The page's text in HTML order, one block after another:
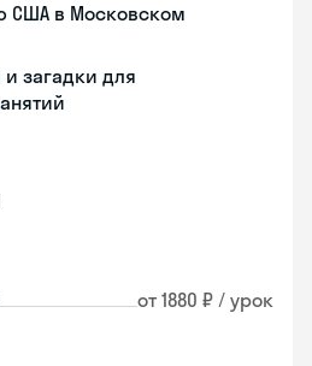
США в Московском
и загадки для
от 1880 ₽ / урок